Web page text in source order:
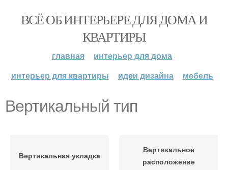
ВСЁ ОБ ИНТЕРЬЕРЕ ДЛЯ ДОМА И
КВАРТИРЫ
главная
интерьер для дома
интерьер для квартиры
идеи дизайна мебель
Вертикальный тип
Вертикальная укладка
Вертикальное
расположение